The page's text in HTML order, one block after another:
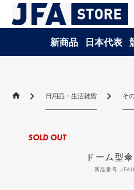
新商品 日本代表
日用品・生活雑貨 そ
ドーム型
商品番号
SOLD OUT